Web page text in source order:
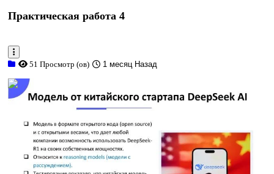
Практическая работа 4
51 Просмотр (ов) 1 месяц Назад
0:09:18